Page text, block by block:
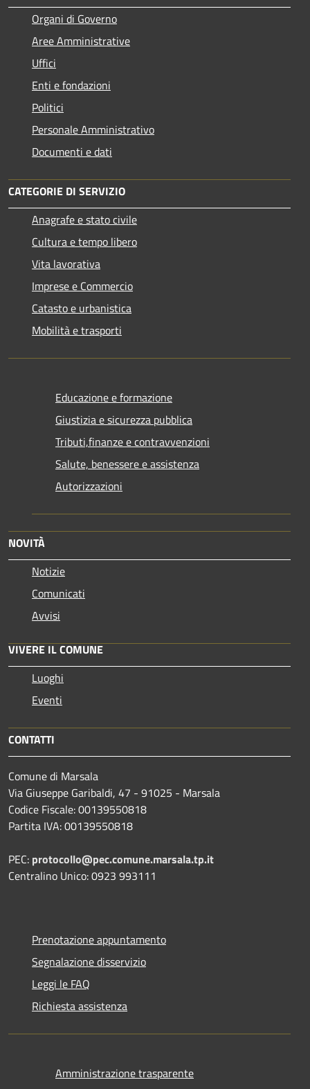
Organi di Governo
Aree Amministrative
Uffici
Enti e fondazioni
Politici
Personale Amministrativo
Documenti e dati
CATEGORIE DI SERVIZIO
Anagrafe e stato civile
Cultura e tempo libero
Vita lavorativa
Imprese e Commercio
Catasto e urbanistica
Mobilità e trasporti
Educazione e formazione
Giustizia e sicurezza pubblica
Tributi,finanze e contravvenzioni
Salute, benessere e assistenza
Autorizzazioni
NOVITÀ
Notizie
Comunicati
Avvisi
VIVERE IL COMUNE
Luoghi
Eventi
CONTATTI
Comune di Marsala
Via Giuseppe Garibaldi, 47 - 91025 - Marsala
Codice Fiscale: 00139550818
Partita IVA: 00139550818
PEC: protocollo@pec.comune.marsala.tp.it
Centralino Unico: 0923 993111
Prenotazione appuntamento
Segnalazione disservizio
Leggi le FAQ
Richiesta assistenza
Amministrazione trasparente